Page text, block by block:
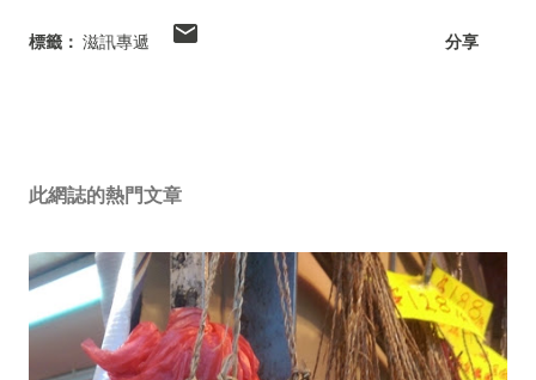
標籤： 滋訊專遞 分享
此網誌的熱門文章